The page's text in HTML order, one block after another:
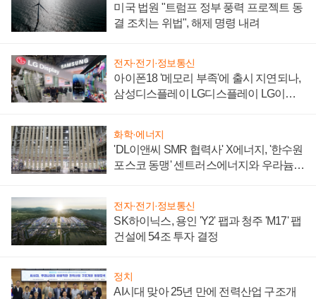
미국 법원 "트럼프 정부 풍력 프로젝트 동
결 조치는 위법", 해제 명령 내려
전자·전기·정보통신
아이폰18 '메모리 부족'에 출시 지연되나,
삼성디스플레이 LG디스플레이 LG이노
화학·에너지
'DL이앤씨 SMR 협력사' X에너지, '한수원
포스코 동맹' 센트러스에너지와 우라늄
전자·전기·정보통신
SK하이닉스, 용인 'Y2' 팹과 청주 'M17' 팹
건설에 54조 투자 결정
정치
AI시대 맞아 25년 만에 전력산업 구조개